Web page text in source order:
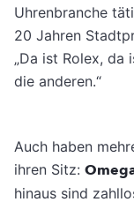
Uhrenbranche
20 Jahren
„Da ist Rolex, da
die anderen.“
Auch haben
ihren Sitz:
hinaus sind